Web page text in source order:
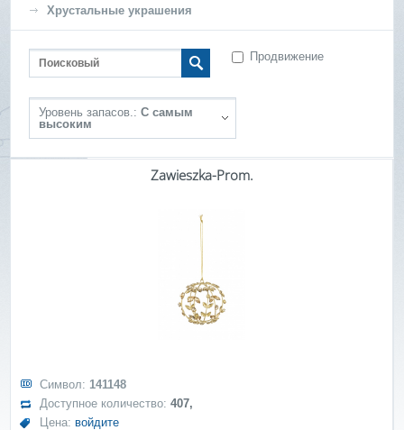
Хрустальные украшения
Продвижение
Уровень запасов.: С самым
высоким
Zawieszka-Prom.
Символ: 141148
Доступное количество:407,
Цена: войдите